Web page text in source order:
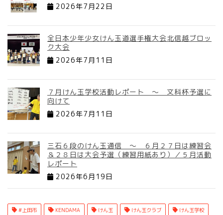
2026年7月22日
全日本少年少女けん玉道選手権大会北信越ブロッ
ク大会
2026年7月11日
７月けん玉学校活動レポート ～ 文科杯予選に
向けて
2026年7月11日
三石６段のけん玉通信 ～ ６月２７日は練習会
＆２８日は大会予選（練習用紙あり）／５月活動
レポート
2026年6月19日
#上田市 KENDAMA けん玉 けん玉クラブ けん玉学校